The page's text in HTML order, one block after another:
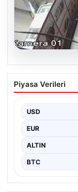
06.08.2026
ve Sonrası
bölge sakinleri
Piyasa Verileri
USD
EUR
ALTIN
BTC